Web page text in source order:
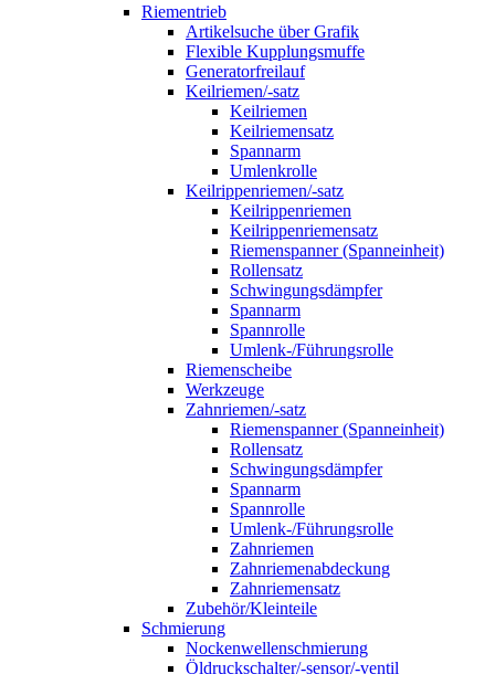
Riementrieb
Artikelsuche über Grafik
Flexible Kupplungsmuffe
Generatorfreilauf
Keilriemen/-satz
Keilriemen
Keilriemensatz
Spannarm
Umlenkrolle
Keilrippenriemen/-satz
Keilrippenriemen
Keilrippenriemensatz
Riemenspanner (Spanneinheit)
Rollensatz
Schwingungsdämpfer
Spannarm
Spannrolle
Umlenk-/Führungsrolle
Riemenscheibe
Werkzeuge
Zahnriemen/-satz
Riemenspanner (Spanneinheit)
Rollensatz
Schwingungsdämpfer
Spannarm
Spannrolle
Umlenk-/Führungsrolle
Zahnriemen
Zahnriemenabdeckung
Zahnriemensatz
Zubehör/Kleinteile
Schmierung
Nockenwellenschmierung
Öldruckschalter/-sensor/-ventil